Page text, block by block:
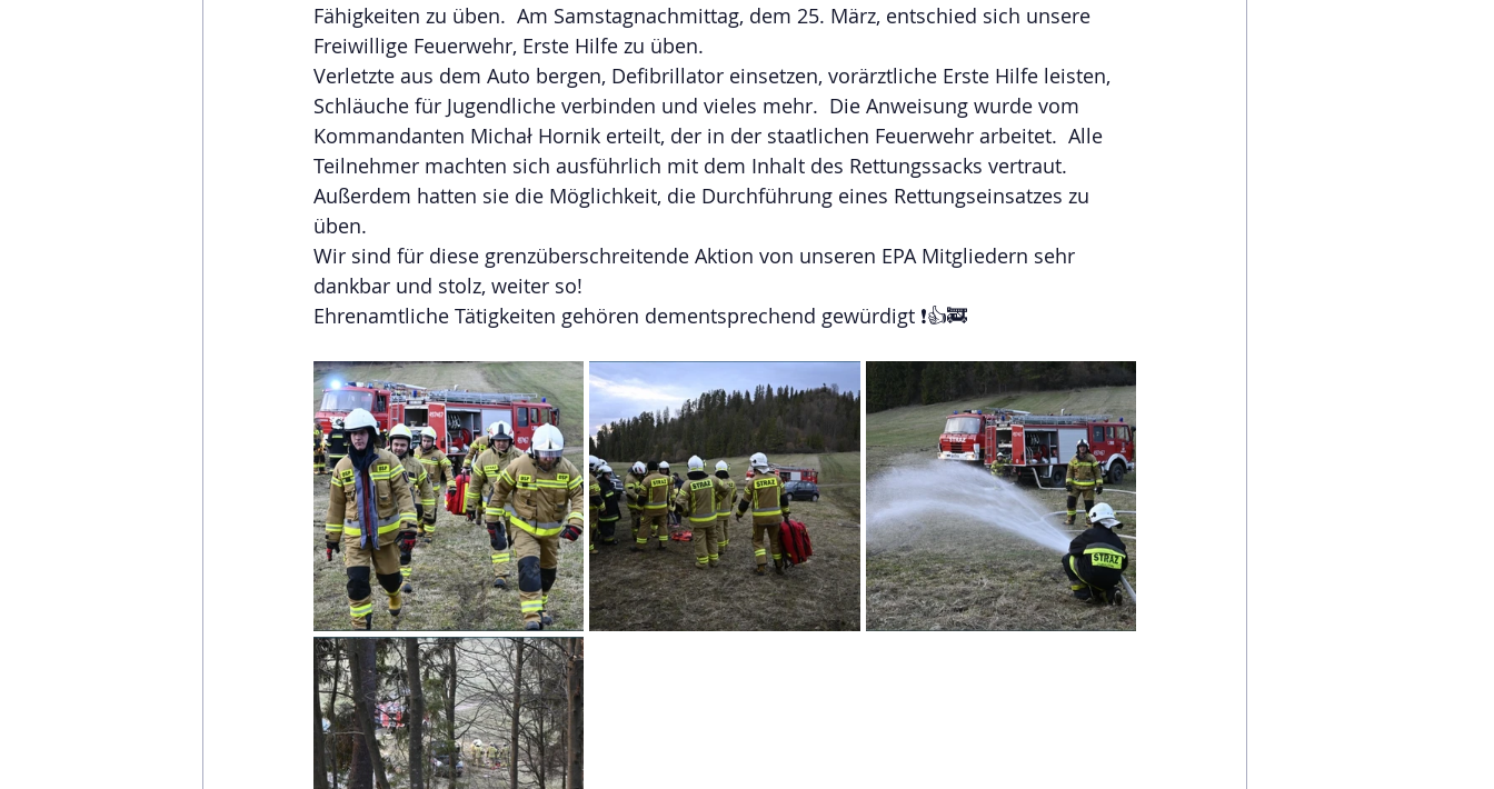
Fähigkeiten zu üben.  Am Samstagnachmittag, dem 25. März, entschied sich unsere
Freiwillige Feuerwehr, Erste Hilfe zu üben.
Verletzte aus dem Auto bergen, Defibrillator einsetzen, vorärztliche Erste Hilfe leisten,
Schläuche für Jugendliche verbinden und vieles mehr.  Die Anweisung wurde vom
Kommandanten Michał Hornik erteilt, der in der staatlichen Feuerwehr arbeitet.  Alle
Teilnehmer machten sich ausführlich mit dem Inhalt des Rettungssacks vertraut.
Außerdem hatten sie die Möglichkeit, die Durchführung eines Rettungseinsatzes zu
üben.
Wir sind für diese grenzüberschreitende Aktion von unseren EPA Mitgliedern sehr
dankbar und stolz, weiter so!
Ehrenamtliche Tätigkeiten gehören dementsprechend gewürdigt ❗👍🚒